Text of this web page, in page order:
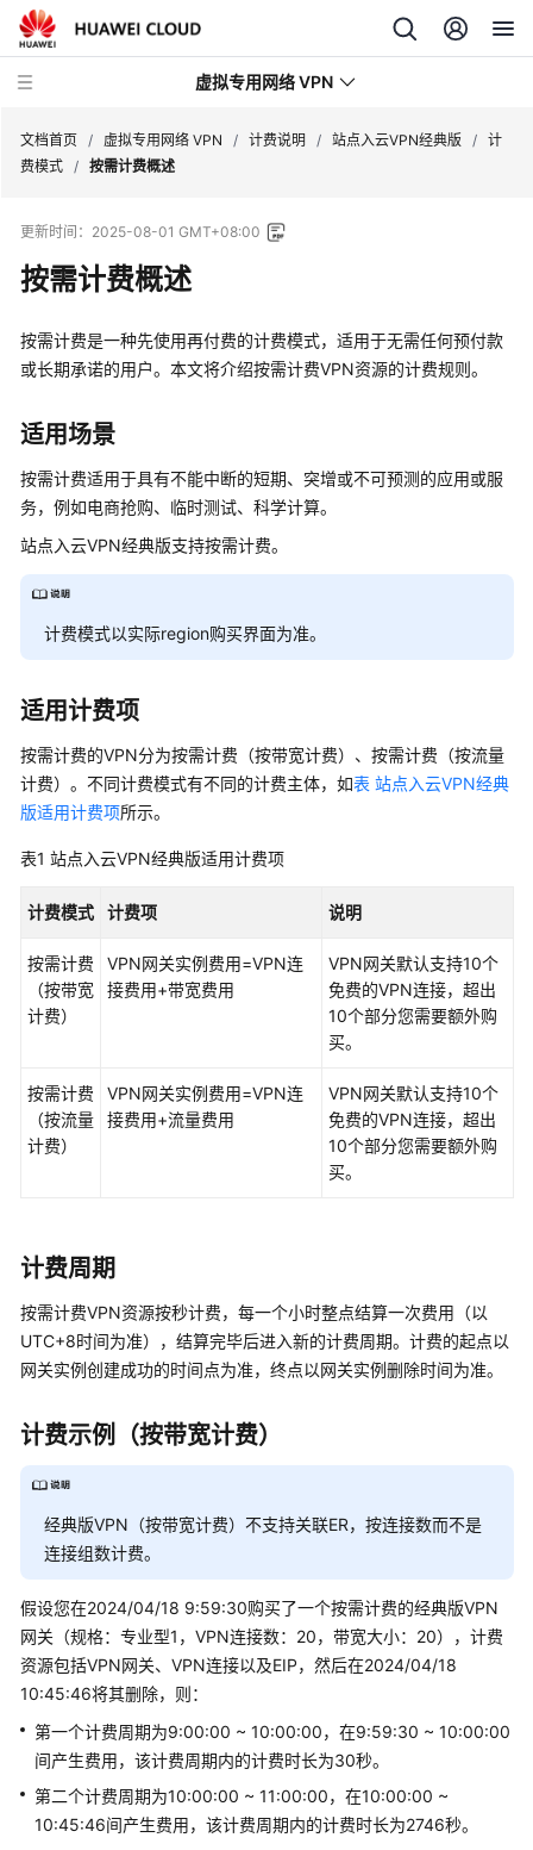
虚拟专用网络 VPN
新
动
态
产
品
绍
计
费
说
明
计
概
述
点
云
企
版
云
VPN
计
费
模
式
模
概
述
按
计
费
概
述
费
项
文档首页 / 虚拟专用网络 VPN / 计费说明 / 站点入云VPN经典版 / 计
费模式 / 按需计费概述
更新时间： 2025-08-01 GMT+08:00
按需计费概述
按需计费是一种先使用再付费的计费模式，适用于无需任何预付款
或长期承诺的用户。本文将介绍按需计费VPN资源的计费规则。
适用场景
按需计费适用于具有不能中断的短期、突增或不可预测的应用或服
务，例如电商抢购、临时测试、科学计算。
站点入云VPN经典版支持按需计费。
计费模式以实际region购买界面为准。
适用计费项
按需计费的VPN分为按需计费（按带宽计费）、按需计费（按流量
计费）。不同计费模式有不同的计费主体，如表 站点入云VPN经典
版适用计费项所示。
表1 站点入云VPN经典版适用计费项
计费模式 计费项 说明
按需计费
（按带宽
计费）
VPN网关实例费用=VPN连
接费用+带宽费用
VPN网关默认支持10个
免费的VPN连接，超出
10个部分您需要额外购
买。
按需计费
（按流量
计费）
VPN网关实例费用=VPN连
接费用+流量费用
VPN网关默认支持10个
免费的VPN连接，超出
10个部分您需要额外购
买。
计费周期
按需计费VPN资源按秒计费，每一个小时整点结算一次费用（以
UTC+8时间为准），结算完毕后进入新的计费周期。计费的起点以
网关实例创建成功的时间点为准，终点以网关实例删除时间为准。
计费示例（按带宽计费）
经典版VPN（按带宽计费）不支持关联ER，按连接数而不是
连接组数计费。
假设您在2024/04/18 9:59:30购买了一个按需计费的经典版VPN
网关（规格：专业型1，VPN连接数：20，带宽大小：20），计费
资源包括VPN网关、VPN连接以及EIP，然后在2024/04/18
10:45:46将其删除，则：
第一个计费周期为9:00:00 ~ 10:00:00，在9:59:30 ~ 10:00:00
间产生费用，该计费周期内的计费时长为30秒。
第二个计费周期为10:00:00 ~ 11:00:00，在10:00:00 ~
10:45:46间产生费用，该计费周期内的计费时长为2746秒。